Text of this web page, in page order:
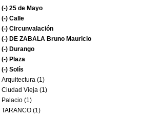
(-) 25 de Mayo
(-) Calle
(-) Circunvalación
(-) DE ZABALA Bruno Mauricio
(-) Durango
(-) Plaza
(-) Solís
Arquitectura (1)
Ciudad Vieja (1)
Palacio (1)
TARANCO (1)